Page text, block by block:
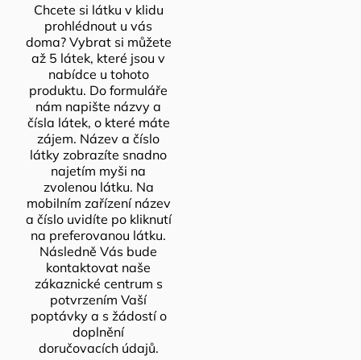
Chcete si látku v klidu
prohlédnout u vás
doma? Vybrat si můžete
až 5 látek, které jsou v
nabídce u tohoto
produktu. Do formuláře
nám napište názvy a
čísla látek, o které máte
zájem. Název a číslo
látky zobrazíte snadno
najetím myši na
zvolenou látku. Na
mobilním zařízení název
a číslo uvidíte po kliknutí
na preferovanou látku.
Následně Vás bude
kontaktovat naše
zákaznické centrum s
potvrzením Vaší
poptávky a s žádostí o
doplnění
doručovacích údajů.